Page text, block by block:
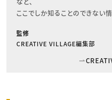
ここでしか知ることのできない
監修
CREATIVE VILLAGE編集部